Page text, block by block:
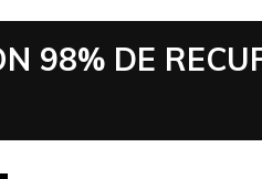
98% DE